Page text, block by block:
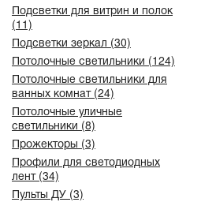
Подсветки для витрин и полок
(11)
Подсветки зеркал (30)
Потолочные светильники (124)
Потолочные светильники для
ванных комнат (24)
Потолочные уличные
светильники (8)
Прожекторы (3)
Профили для светодиодных
лент (34)
Пульты ДУ (3)